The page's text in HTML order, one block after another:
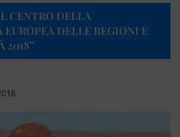
CENTRO DELLA
EUROPEA DELLE REGIONI E
2018”